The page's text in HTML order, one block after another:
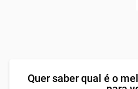
Quer saber qual é o